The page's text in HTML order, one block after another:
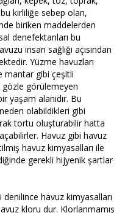
kirliliğe sebep olan,
biriken maddelerden
denefektanları bu
insan sağlığı açısından
Yüzme havuzları
mantar gibi çeşitli
gözle görülemeyen
yaşam alanıdır. Bu
olabildikleri gibi
tortu oluşturabilir hatta
Havuz gibi havuz
havuz kimyasalları ile
gerekli hijyenik şartlar
havuz kimyasalları
kloru dur. Klorlanmamış